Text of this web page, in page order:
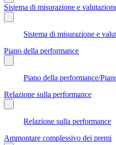
Sistema di misurazione e
Sistema di misurazione e
Piano della performance
Piano della performance/
Relazione sulla performance
Relazione sulla performance
Ammontare complessivo dei premi